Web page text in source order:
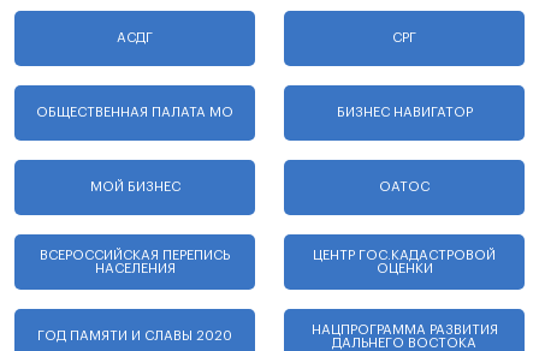
АСДГ СРГ
ОБЩЕСТВЕННАЯ ПАЛАТА МО БИЗНЕС НАВИГАТОР
МОЙ БИЗНЕС ОАТОС
ВСЕРОССИЙСКАЯ ПЕРЕПИСЬ
НАСЕЛЕНИЯ
ЦЕНТР ГОС.КАДАСТРОВОЙ
ОЦЕНКИ
ГОД ПАМЯТИ И СЛАВЫ 2020
НАЦПРОГРАММА РАЗВИТИЯ
ДАЛЬНЕГО ВОСТОКА